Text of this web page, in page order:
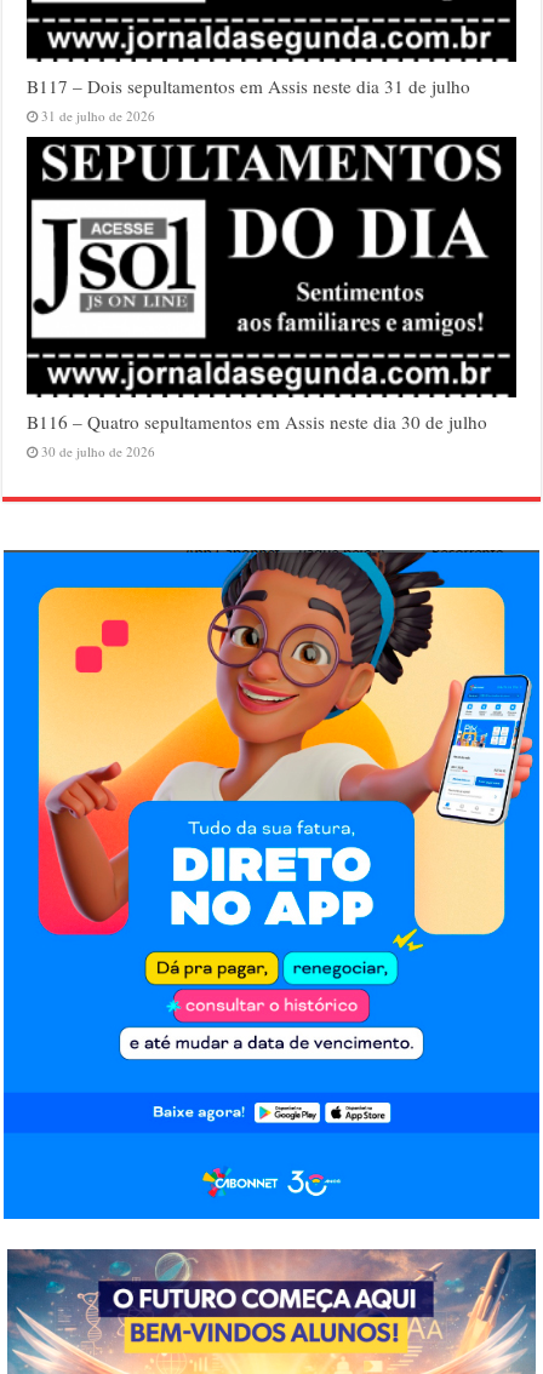
B117 – Dois sepultamentos em Assis neste dia 31 de julho
31 de julho de 2026
B116 – Quatro sepultamentos em Assis neste dia 30 de julho
30 de julho de 2026